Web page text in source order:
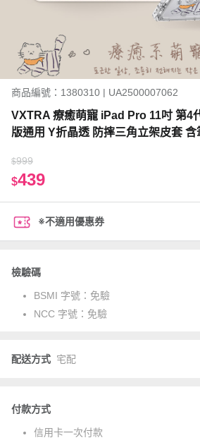
商品編號：1380310 | UA2500007062
VXTRA 療癒萌寵 iPad Pro 11吋 第4
版通用 Y折晶透 防摔三角立架皮套 含
$999
$439
※不適用優惠券
檢驗碼
BSMI 字號： 免驗
NCC 字號： 免驗
配送方式 宅配
付款方式
信用卡一次付款